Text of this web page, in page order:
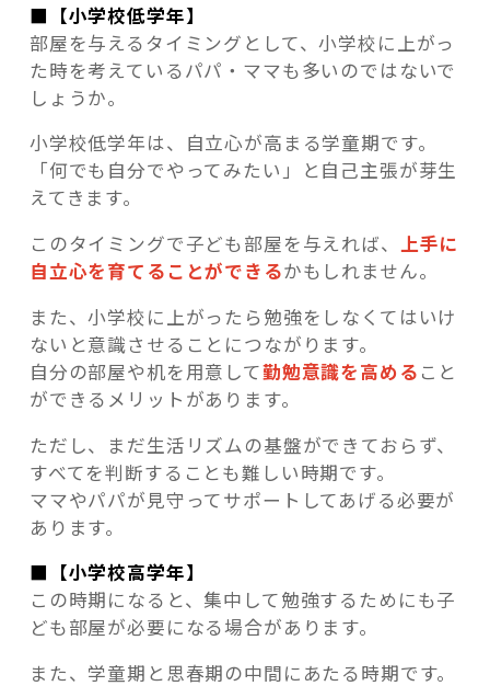
■【小学校低学年】
部屋を与えるタイミングとして、小学校に上がっ
た時を考えているパパ・ママも多いのではないで
しょうか。
小学校低学年は、自立心が高まる学童期です。
「何でも自分でやってみたい」と自己主張が芽生
えてきます。
このタイミングで子ども部屋を与えれば、 上手に
自立心を育てることができるかもしれません。
また、小学校に上がったら勉強をしなくてはいけ
ないと意識させることにつながります。
自分の部屋や机を用意して勤勉意識を高める こと
ができるメリットがあります。
ただし、まだ生活リズムの基盤ができておらず、
すべてを判断することも難しい時期です。
ママやパパが見守ってサポートしてあげる必要が
あります。
■【小学校高学年】
この時期になると、集中して勉強するためにも子
ども部屋が必要になる場合があります。
また、学童期と思春期の中間にあたる時期です。